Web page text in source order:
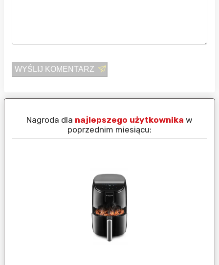
WYŚLIJ KOMENTARZ
Nagroda dla najlepszego użytkownika w
poprzednim miesiącu: